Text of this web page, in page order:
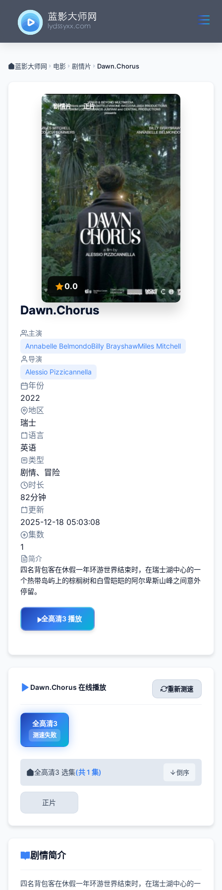
蓝影大师网 电影 剧情片 Dawn.Chorus
剧情片 正片
0.0
Dawn.Chorus
主演
Annabelle BelmondoBilly BrayshawMiles Mitchell
导演
Alessio Pizzicannella
年份
2022
地区
瑞士
语言
英语
类型
剧情、 冒险
时长
82分钟
更新
2025-12-18 05:03:08
集数
1
简介
四名背包客在休假一年环游世界结束时，在瑞士湖中心的一
个热带岛屿上的棕榈树和白雪皑皑的阿尔卑斯山峰之间意外
停留。
全高清3 播放
Dawn.Chorus 在线播放 重新测速
全高清3
测速失败
全高清3 选集(共 1 集) 倒序
正片
剧情简介
四名背包客在休假一年环游世界结束时，在瑞士湖中心的一